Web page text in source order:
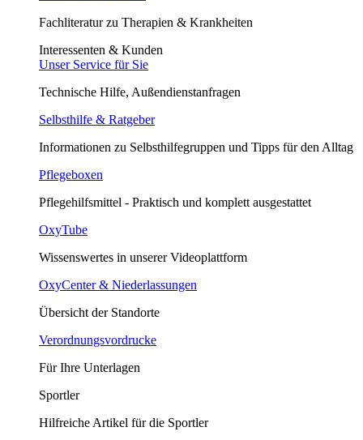
Fachliteratur zu Therapien & Krankheiten
Interessenten & Kunden
Unser Service für Sie
Technische Hilfe, Außendienstanfragen
Selbsthilfe & Ratgeber
Informationen zu Selbsthilfegruppen und Tipps für den Alltag
Pflegeboxen
Pflegehilfsmittel - Praktisch und komplett ausgestattet
OxyTube
Wissenswertes in unserer Videoplattform
OxyCenter & Niederlassungen
Übersicht der Standorte
Verordnungsvordrucke
Für Ihre Unterlagen
Sportler
Hilfreiche Artikel für die Sportler